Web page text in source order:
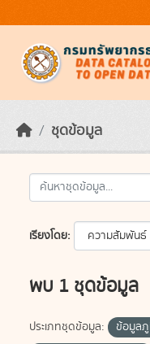
ชุดข้อมูล
เรียงโดย
พบ 1 ชุดข้อมูล
ประเภทชุดข้อมูล: ข้อมูล